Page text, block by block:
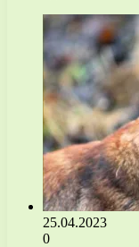
25.04.2023
0